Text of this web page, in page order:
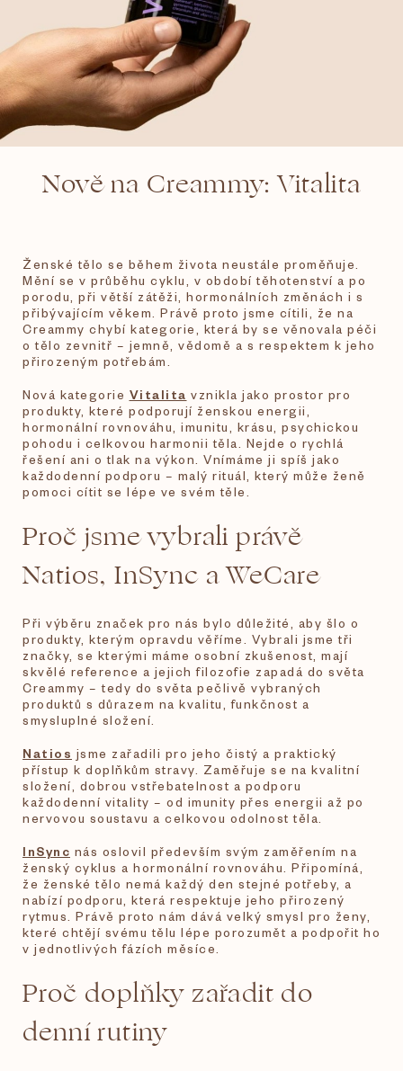
Nově na Creammy: Vitalita
Ženské tělo se během života neustále proměňuje.
Mění se v průběhu cyklu, v období těhotenství a po
porodu, při větší zátěži, hormonálních změnách i s
přibývajícím věkem. Právě proto jsme cítili, že na
Creammy chybí kategorie, která by se věnovala péči
o tělo zevnitř – jemně, vědomě a s respektem k jeho
přirozeným potřebám.
Nová kategorie Vitalita vznikla jako prostor pro
produkty, které podporují ženskou energii,
hormonální rovnováhu, imunitu, krásu, psychickou
pohodu i celkovou harmonii těla. Nejde o rychlá
řešení ani o tlak na výkon. Vnímáme ji spíš jako
každodenní podporu – malý rituál, který může ženě
pomoci cítit se lépe ve svém těle.
Proč jsme vybrali právě
Natios, InSync a WeCare
Při výběru značek pro nás bylo důležité, aby šlo o
produkty, kterým opravdu věříme. Vybrali jsme tři
značky, se kterými máme osobní zkušenost, mají
skvělé reference a jejich filozofie zapadá do světa
Creammy – tedy do světa pečlivě vybraných
produktů s důrazem na kvalitu, funkčnost a
smysluplné složení.
Natios jsme zařadili pro jeho čistý a praktický
přístup k doplňkům stravy. Zaměřuje se na kvalitní
složení, dobrou vstřebatelnost a podporu
každodenní vitality – od imunity přes energii až po
nervovou soustavu a celkovou odolnost těla.
InSync nás oslovil především svým zaměřením na
ženský cyklus a hormonální rovnováhu. Připomíná,
že ženské tělo nemá každý den stejné potřeby, a
nabízí podporu, která respektuje jeho přirozený
rytmus. Právě proto nám dává velký smysl pro ženy,
které chtějí svému tělu lépe porozumět a podpořit ho
v jednotlivých fázích měsíce.
Proč doplňky zařadit do
denní rutiny